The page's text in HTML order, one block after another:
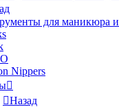
для маникюра
Nippers
Назад